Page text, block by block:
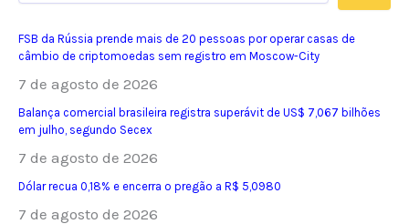
FSB da Rússia prende mais de 20 pessoas por operar casas de
câmbio de criptomoedas sem registro em Moscow-City
7 de agosto de 2026
Balança comercial brasileira registra superávit de US$ 7,067 bilhões
em julho, segundo Secex
7 de agosto de 2026
Dólar recua 0,18% e encerra o pregão a R$ 5,0980
7 de agosto de 2026